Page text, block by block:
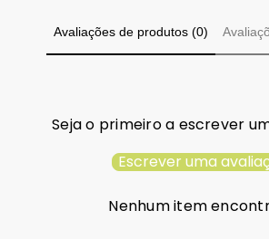
Avaliações de produtos (0)
Seja o primeiro a escrever
Escrever uma
Nenhum item